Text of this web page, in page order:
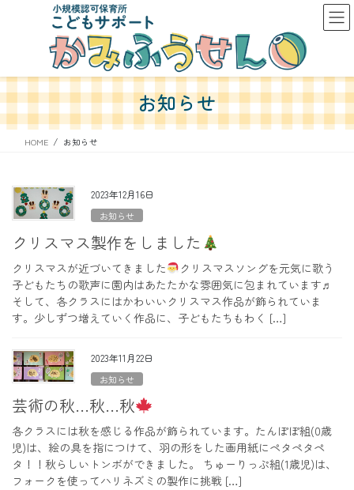
ツ
へ
ス
キ
シ
ョ
ン
に
お知らせ
HOME お知らせ
2023年12月16日
お知らせ
クリスマス製作をしました
クリスマスが近づいてきました
クリスマスソングを元気に歌う
子どもたちの歌声に園内はあたたかな雰囲気に包まれています♬
そして、各クラスにはかわいいクリスマス作品が飾られていま
す。少しずつ増えていく作品に、子どもたちもわく […]
2023年11月22日
お知らせ
芸術の秋…秋…秋
各クラスには秋を感じる作品が飾られています。たんぽぽ組(0歳
児)は、絵の具を指につけて、羽の形をした画用紙にペタペタペ
タ！！秋らしいトンボができました。 ちゅーりっぷ組(1歳児)は、
フォークを使ってハリネズミの製作に挑戦 […]